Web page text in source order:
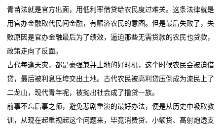
青苗法就是官方出面，用低利率借贷给农民度过难关。这条法律就是
用官办金融取代民间金融，有赈济农民的意图。但是最后失败了，失
败原因是官办金融最后为了绩效，逼迫那些无需贷款的农民也贷款，
政策走向了反面。
古代每逢天灾，都是豪强兼并土地的好时机，这个时候农民会被迫借
贷，最后被利息压垮交出土地。古代农民被高利贷压倒成为流民上了
二龙山，现代青年呢，被抛出社会成了撸贷一族。
前事不忘后事之师，避免悲剧重演的最好办法，便是从历史中吸取教
训，从现在起重视起这个问题来，毕竟消费贷、小额贷、高射炮透支